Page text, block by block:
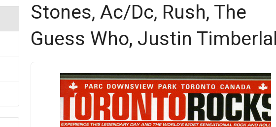
Stones, Ac/Dc, Rush, The
Guess Who, Justin